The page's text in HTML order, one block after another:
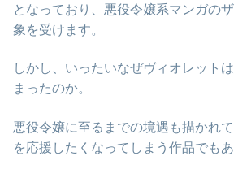
となっており、悪役令嬢系マンガの
象を受けます。
しかし、いったいなぜヴィオレット
まったのか。
悪役令嬢に至るまでの境遇も描かれ
を応援したくなってしまう作品でもあ